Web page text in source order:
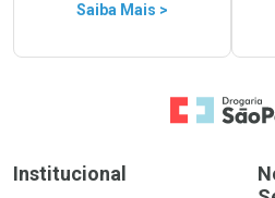
Saiba Mais >
Ir para a Home
Institucional